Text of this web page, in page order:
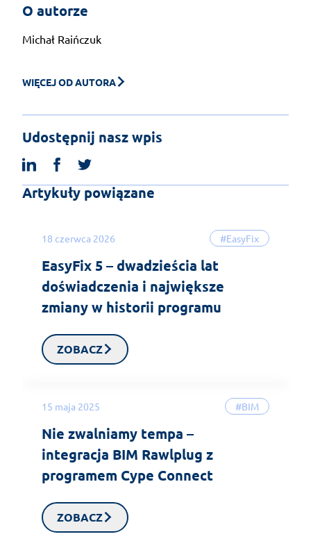
O autorze
Michał Raińczuk
WIĘCEJ OD AUTORA
Udostępnij nasz wpis
linkedinfacebook
Artykuły powiązane
18 czerwca 2026 #EasyFix
EasyFix 5 – dwadzieścia lat
doświadczenia i największe
zmiany w historii programu
ZOBACZ
15 maja 2025 #BIM
Nie zwalniamy tempa –
integracja BIM Rawlplug z
programem Cype Connect
ZOBACZ